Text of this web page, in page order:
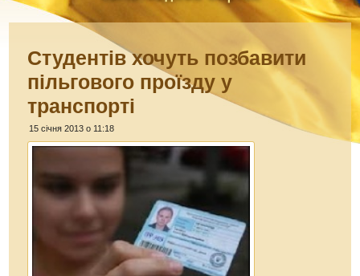
Студентів хочуть позбавити
пільгового проїзду у
транспорті
15 січня 2013 о 11:18